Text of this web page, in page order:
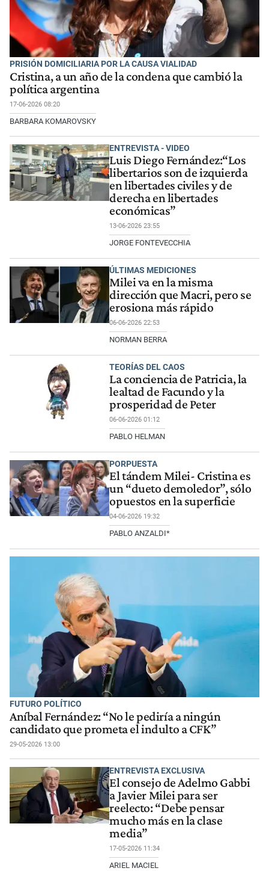
PRISIÓN DOMICILIARIA POR LA CAUSA VIALIDAD
Cristina, a un año de la condena que cambió la
política argentina
17-06-2026 08:20
BARBARA KOMAROVSKY
ENTREVISTA - VIDEO
Luis Diego Fernández:“Los
libertarios son de izquierda
en libertades civiles y de
derecha en libertades
económicas”
13-06-2026 23:55
JORGE FONTEVECCHIA
ÚLTIMAS MEDICIONES
Milei va en la misma
dirección que Macri, pero se
erosiona más rápido
06-06-2026 22:53
NORMAN BERRA
TEORÍAS DEL CAOS
La conciencia de Patricia, la
lealtad de Facundo y la
prosperidad de Peter
06-06-2026 01:12
PABLO HELMAN
PORPUESTA
El tándem Milei- Cristina es
un “dueto demoledor”, sólo
opuestos en la superficie
04-06-2026 19:32
PABLO ANZALDI*
FUTURO POLÍTICO
Aníbal Fernández: “No le pediría a ningún
candidato que prometa el indulto a CFK”
29-05-2026 13:00
ENTREVISTA EXCLUSIVA
El consejo de Adelmo Gabbi
a Javier Milei para ser
reelecto: “Debe pensar
mucho más en la clase
media”
17-05-2026 11:34
ARIEL MACIEL